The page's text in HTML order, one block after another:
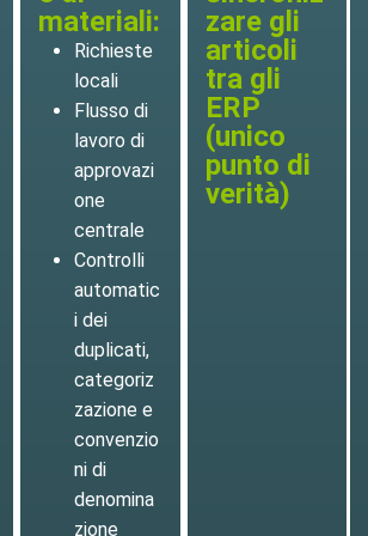
materiali:
Richieste
locali
Flusso di
lavoro di
approvazi
one
centrale
Controlli
automatic
i dei
duplicati,
categoriz
zazione e
convenzio
ni di
denomina
zione
zare gli
articoli
tra gli
ERP
(unico
punto di
verità)